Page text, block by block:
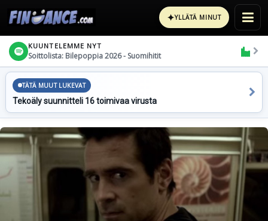
✦YLLÄTÄ MINUT
KUUNTELEMME NYT
Soittolista: Bilepoppia 2026 - Suomihitit
TÄTÄ MUUT LUKEVAT
Tekoäly suunnitteli 16 toimivaa virusta